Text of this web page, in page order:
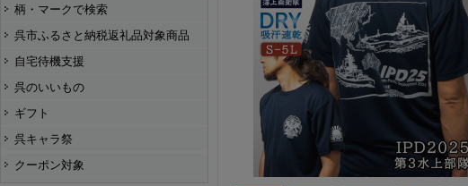
柄・マークで検索
呉市ふるさと納税返礼品対象商品
自宅待機支援
呉のいいもの
ギフト
呉キャラ祭
クーポン対象